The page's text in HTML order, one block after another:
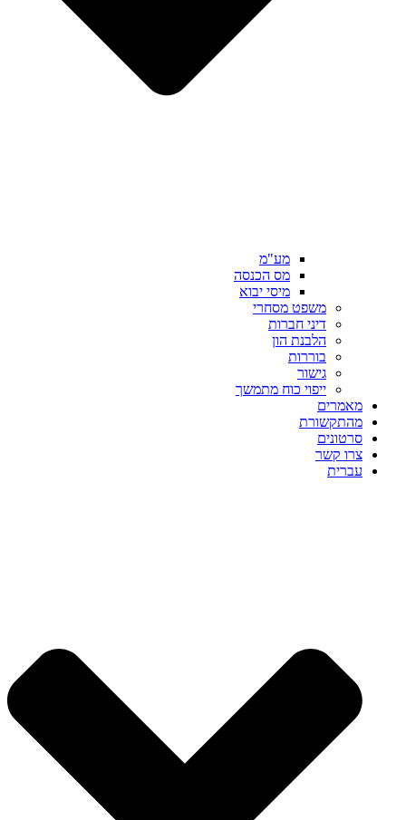
מע"מ
מס הכנסה
מיסי יבוא
משפט מסחרי
דיני חברות
הלבנת הון
בוררות
גישור
ייפוי כוח מתמשך
מאמרים
מהתקשורת
סרטונים
צרו קשר
עברית